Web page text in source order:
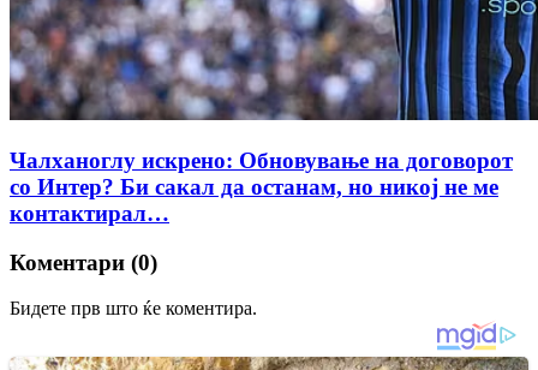
Чалханоглу искрено: Обновување на договорот
со Интер? Би сакал да останам, но никој не ме
контактирал…
Коментари (0)
Бидете прв што ќе коментира.